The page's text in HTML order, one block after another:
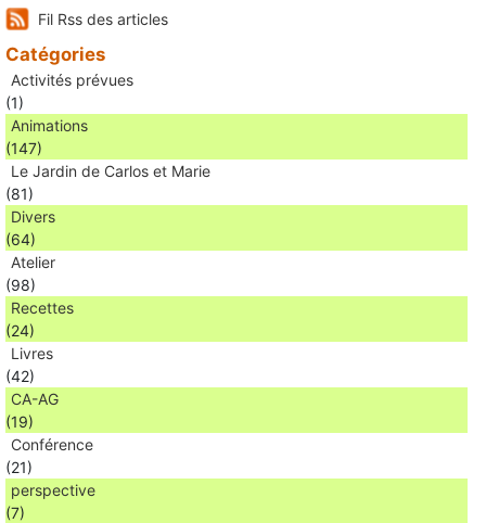
Fil Rss des articles
Catégories
Activités prévues
(1)
Animations
(147)
Le Jardin de Carlos et Marie
(81)
Divers
(64)
Atelier
(98)
Recettes
(24)
Livres
(42)
CA-AG
(19)
Conférence
(21)
perspective
(7)